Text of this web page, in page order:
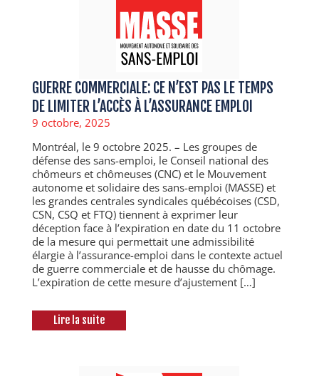
GUERRE COMMERCIALE: CE N’EST PAS LE TEMPS
DE LIMITER L’ACCÈS À L’ASSURANCE EMPLOI
9 octobre, 2025
Montréal, le 9 octobre 2025. – Les groupes de
défense des sans-emploi, le Conseil national des
chômeurs et chômeuses (CNC) et le Mouvement
autonome et solidaire des sans-emploi (MASSE) et
les grandes centrales syndicales québécoises (CSD,
CSN, CSQ et FTQ) tiennent à exprimer leur
déception face à l’expiration en date du 11 octobre
de la mesure qui permettait une admissibilité
élargie à l’assurance-emploi dans le contexte actuel
de guerre commerciale et de hausse du chômage.
L’expiration de cette mesure d’ajustement […]
Lire la suite